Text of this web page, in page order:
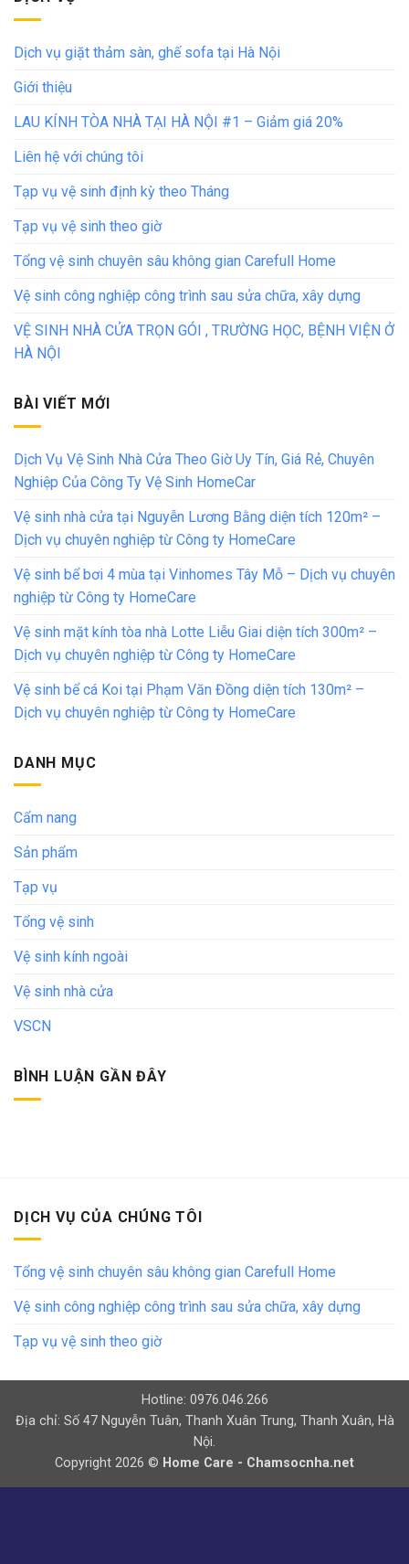
Dịch vụ giặt thảm sàn, ghế sofa tại Hà Nội
Giới thiệu
LAU KÍNH TÒA NHÀ TẠI HÀ NỘI #1 – Giảm giá 20%
Liên hệ với chúng tôi
Tạp vụ vệ sinh định kỳ theo Tháng
Tạp vụ vệ sinh theo giờ
Tổng vệ sinh chuyên sâu không gian Carefull Home
Vệ sinh công nghiệp công trình sau sửa chữa, xây dựng
VỆ SINH NHÀ CỬA TRỌN GÓI , TRƯỜNG HỌC, BỆNH VIỆN Ở
HÀ NỘI
BÀI VIẾT MỚI
Dịch Vụ Vệ Sinh Nhà Cửa Theo Giờ Uy Tín, Giá Rẻ, Chuyên
Nghiệp Của Công Ty Vệ Sinh HomeCar
Vệ sinh nhà cửa tại Nguyễn Lương Bằng diện tích 120m² –
Dịch vụ chuyên nghiệp từ Công ty HomeCare
Vệ sinh bể bơi 4 mùa tại Vinhomes Tây Mỗ – Dịch vụ chuyên
nghiệp từ Công ty HomeCare
Vệ sinh mặt kính tòa nhà Lotte Liễu Giai diện tích 300m² –
Dịch vụ chuyên nghiệp từ Công ty HomeCare
Vệ sinh bể cá Koi tại Phạm Văn Đồng diện tích 130m² –
Dịch vụ chuyên nghiệp từ Công ty HomeCare
DANH MỤC
Cẩm nang
Sản phẩm
Tạp vụ
Tổng vệ sinh
Vệ sinh kính ngoài
Vệ sinh nhà cửa
VSCN
BÌNH LUẬN GẦN ĐÂY
DỊCH VỤ CỦA CHÚNG TÔI
Tổng vệ sinh chuyên sâu không gian Carefull Home
Vệ sinh công nghiệp công trình sau sửa chữa, xây dựng
Tạp vụ vệ sinh theo giờ
Hotline: 0976.046.266
Địa chỉ: Số 47 Nguyễn Tuân, Thanh Xuân Trung, Thanh Xuân, Hà
Nội.
Copyright 2026 © Home Care - Chamsocnha.net